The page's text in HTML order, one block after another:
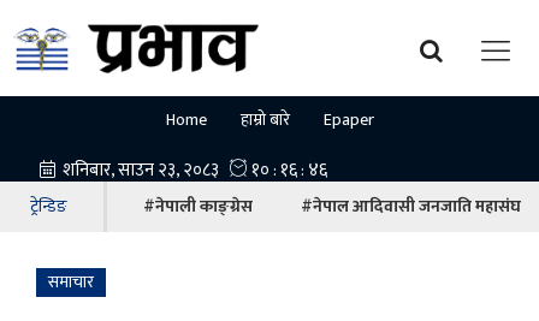
Home हाम्रो बारे Epaper
ट्रेन्डिङ #नेपाली काङ्ग्रेस #नेपाल आदिवासी जनजाति महासंघ
समाचार